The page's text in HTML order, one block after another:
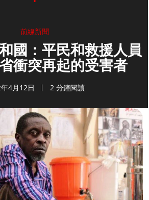
前線新聞
國：平民和救援人員
衝突再起的受害者
4月12日 2 分鐘閱讀